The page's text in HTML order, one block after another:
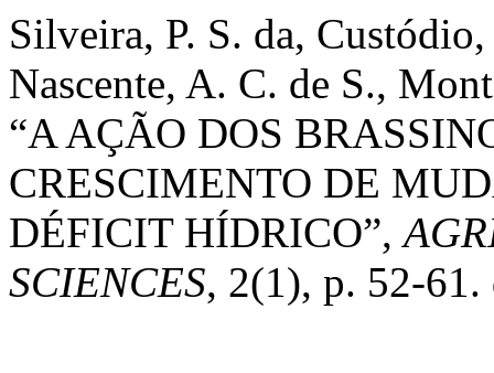
Silveira, P. S. da,
Nascente, A. C. de S.,
“A AÇÃO DOS
CRESCIMENTO DE
DÉFICIT HÍDRICO”,
SCIENCES, 2(1), p. 52-